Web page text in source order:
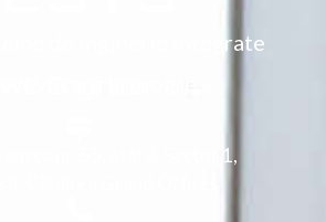
de inginerie integrate
nr. 55, etaj 2, Sector 1,